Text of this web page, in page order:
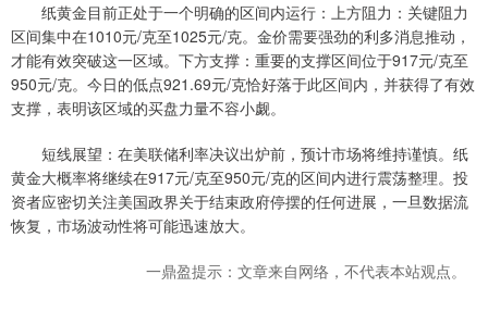
纸黄金目前正处于一个明确的区间内运行：上方阻力：关键阻力
区间集中在1010元/克至1025元/克。金价需要强劲的利多消息推动，
才能有效突破这一区域。下方支撑：重要的支撑区间位于917元/克至
950元/克。今日的低点921.69元/克恰好落于此区间内，并获得了有效
支撑，表明该区域的买盘力量不容小觑。
短线展望：在美联储利率决议出炉前，预计市场将维持谨慎。纸
黄金大概率将继续在917元/克至950元/克的区间内进行震荡整理。投
资者应密切关注美国政界关于结束政府停摆的任何进展，一旦数据流
恢复，市场波动性将可能迅速放大。
一鼎盈提示：文章来自网络，不代表本站观点。